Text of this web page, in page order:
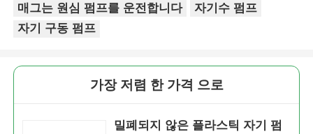
매그는 원심 펌프를 운전합니다
자기수 펌프
자기 구동 펌프
가장 저렴 한 가격 으로
밀폐되지 않은 플라스틱 자기 펌